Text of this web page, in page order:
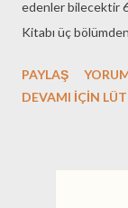
edenler bilecektir
Kitabı üç
Sevdiğinize
olarak okurken göz
PAYLAŞ
DEVAMI İÇİN